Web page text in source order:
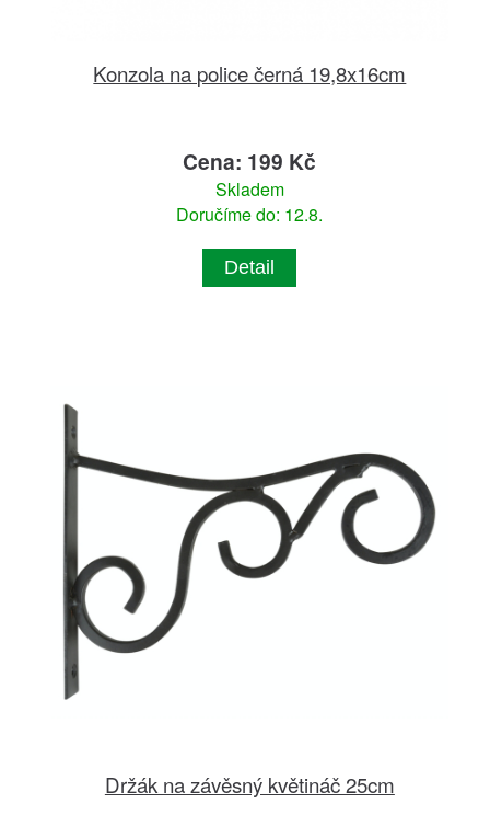
Konzola na police černá 19,8x16cm
Cena: 199 Kč
Skladem
Doručíme do: 12.8.
Detail
Držák na závěsný květináč 25cm